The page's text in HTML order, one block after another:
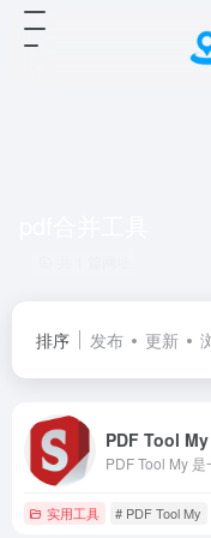
排序 发布 更新
PDF Tool My
实用工具 # PDF Tool My